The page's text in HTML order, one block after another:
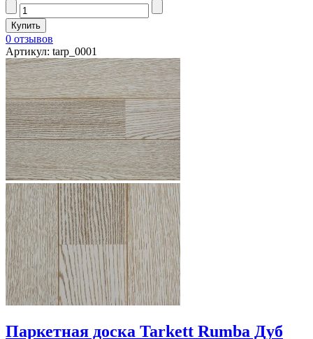
0 отзывов
Артикул: tarp_0001
Паркетная доска Tarkett Rumba Дуб